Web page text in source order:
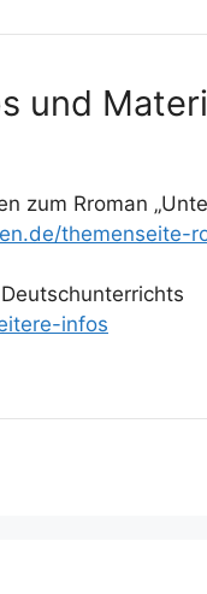
und
zum Rroman
themenseite-
infos